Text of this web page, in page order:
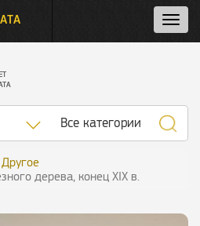
и
Список
Все категории
Другое
дерева, конец XIX в.